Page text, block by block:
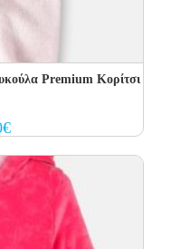
Premium Κορίτσι
€Current
price
20.40€.